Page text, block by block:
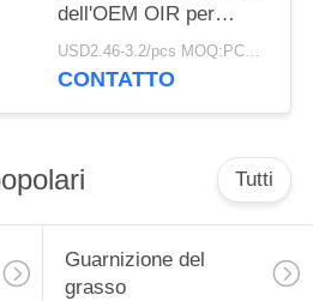
dell'OEM OIR per
l'asse 117.5*158*17.8
millimetro di BPW per il
USD2.46-3.2/pcs MOQ:PCS 1000
CONTATTO
Tutti
Guarnizione del
grasso